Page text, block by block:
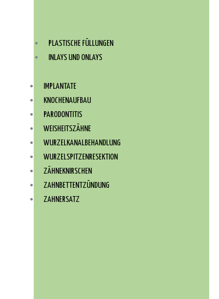
PLASTISCHE FÜLLUNGEN
INLAYS UND ONLAYS
IMPLANTATE
KNOCHENAUFBAU
PARODONTITIS
WEISHEITSZÄHNE
WURZEL­KANAL­BEHANDLUNG
WURZEL­SPITZEN­RESEKTION
ZÄHNEKNIRSCHEN
ZAHNBETTENTZÜNDUNG
ZAHNERSATZ